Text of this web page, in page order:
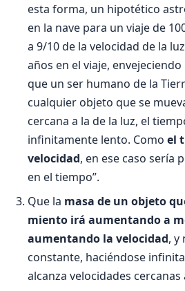
esta forma, un hipotético
en la nave para un viaje de
a 9/10 de la velocidad de la
años en el viaje,
que un ser humano de la
cualquier objeto que se
cercana a la de la luz, el
infinitamente lento. Como el
velocidad, en ese caso sería
en el tiempo”.
Que la masa de un objeto
miento irá aumentando a
aumentando la velocidad, y
constante, haciéndose
alcanza velocidades cercanas